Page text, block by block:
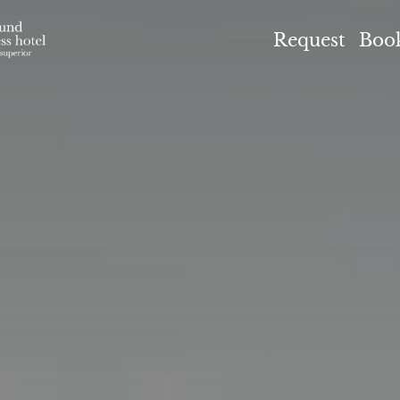
Höflehner ****S
Request